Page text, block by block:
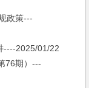
政策---
2025/01/22
76期）---